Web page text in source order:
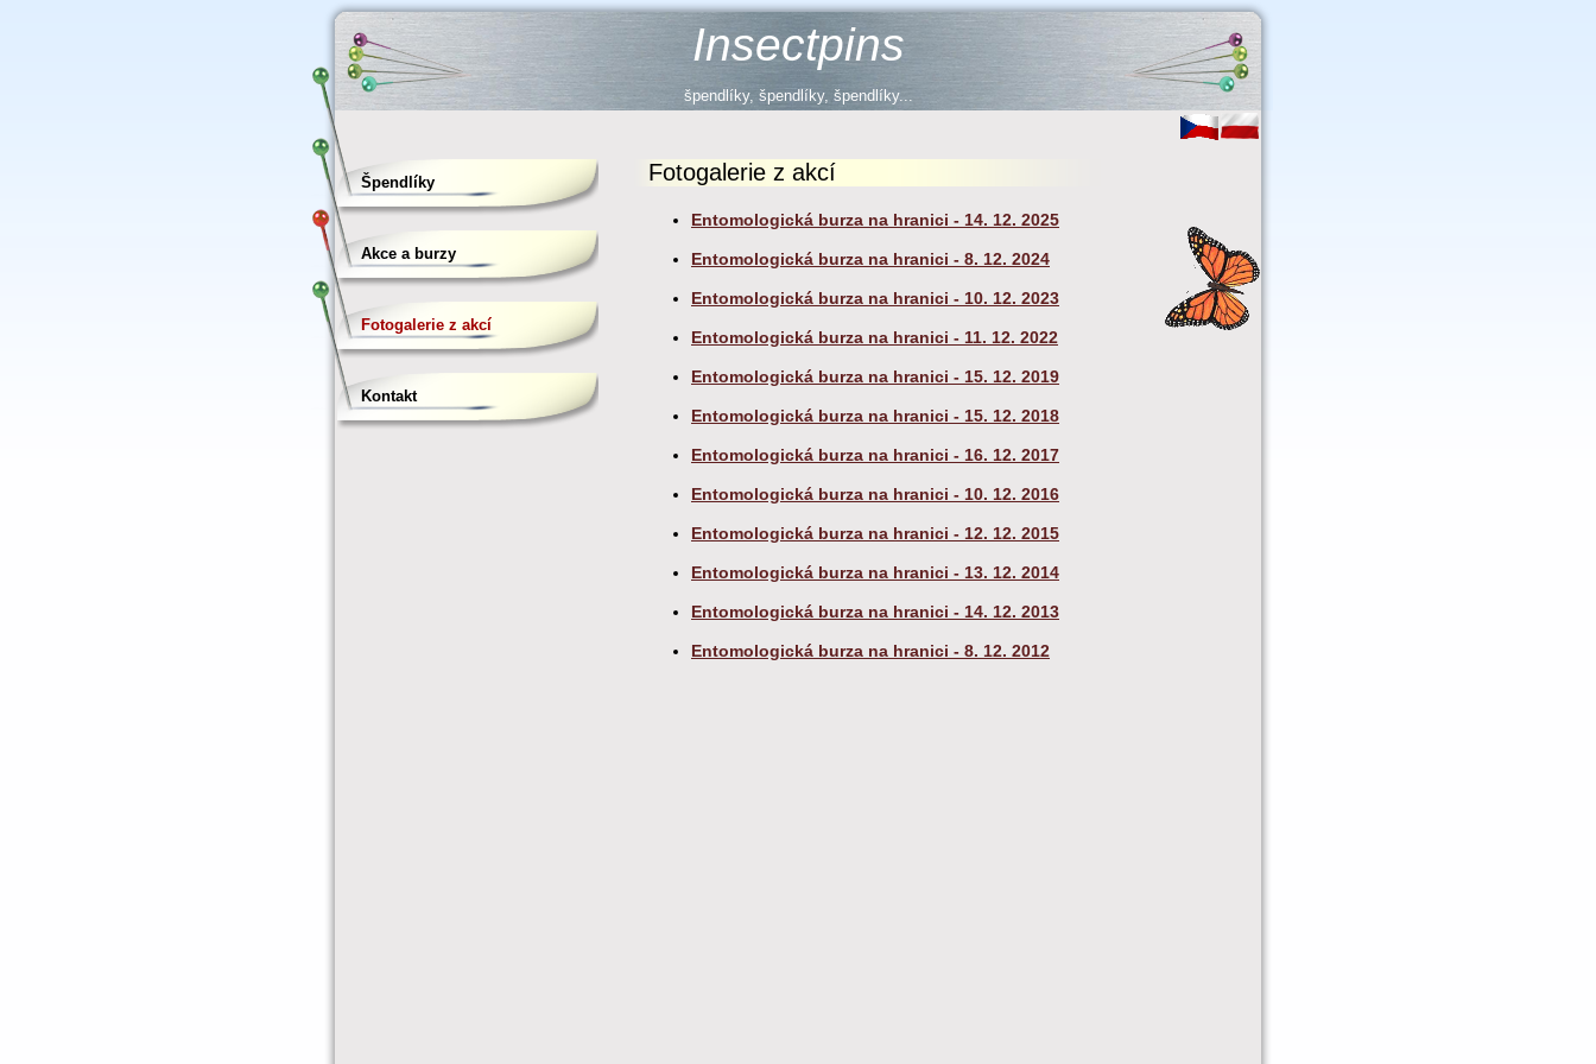
Insectpins
špendlíky, špendlíky, špendlíky...
Špendlíky
Akce a burzy
Fotogalerie z akcí
Kontakt
Fotogalerie z akcí
Entomologická burza na hranici - 14. 12. 2025
Entomologická burza na hranici - 8. 12. 2024
Entomologická burza na hranici - 10. 12. 2023
Entomologická burza na hranici - 11. 12. 2022
Entomologická burza na hranici - 15. 12. 2019
Entomologická burza na hranici - 15. 12. 2018
Entomologická burza na hranici - 16. 12. 2017
Entomologická burza na hranici - 10. 12. 2016
Entomologická burza na hranici - 12. 12. 2015
Entomologická burza na hranici - 13. 12. 2014
Entomologická burza na hranici - 14. 12. 2013
Entomologická burza na hranici - 8. 12. 2012